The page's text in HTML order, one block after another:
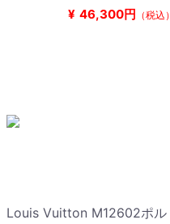
¥ 46,300円 （税込）
Louis Vuitton M12602ポル